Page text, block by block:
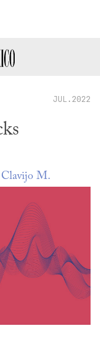
JUL.2022
Clavijo M.